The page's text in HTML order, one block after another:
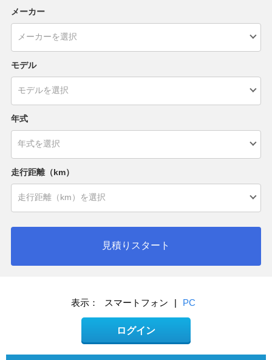
メーカー
モデル
年式
走行距離（km）
見積りスタート
表示： スマートフォン | PC
ログイン